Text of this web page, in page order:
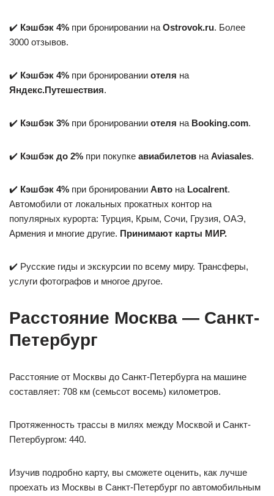
✔️ Кэшбэк 4% при бронировании на Ostrovok.ru. Более
3000 отзывов.
✔️ Кэшбэк 4% при бронировании отеля на
Яндекс.Путешествия.
✔️ Кэшбэк 3% при бронировании отеля на Booking.com.
✔️ Кэшбэк до 2% при покупке авиабилетов на Aviasales.
✔️ Кэшбэк 4% при бронировании Авто на Localrent.
Автомобили от локальных прокатных контор на
популярных курорта: Турция, Крым, Сочи, Грузия, ОАЭ,
Армения и многие другие. Принимают карты МИР.
✔️ Русские гиды и экскурсии по всему миру. Трансферы,
услуги фотографов и многое другое.
Расстояние Москва — Санкт-
Петербург
Расстояние от Москвы до Санкт-Петербурга на машине
составляет: 708 км (семьсот восемь) километров.
Протяженность трассы в милях между Москвой и Санкт-
Петербургом: 440.
Изучив подробно карту, вы сможете оценить, как лучше
проехать из Москвы в Санкт-Петербург по автомобильным